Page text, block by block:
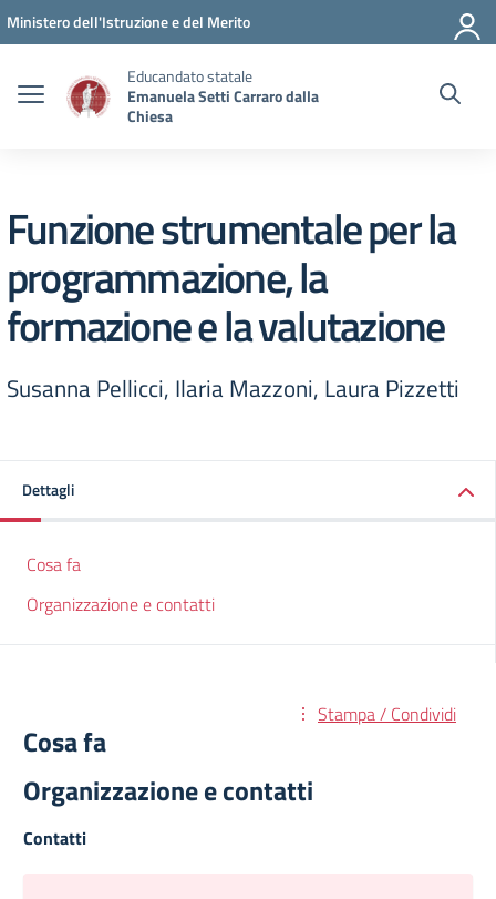
Vai ai contenuti
Vai al menu di navigazione
Vai al footer
Ministero dell'Istruzione e del Merito
Educandato statale
Emanuela Setti Carraro dalla
Chiesa
Funzione strumentale per la
programmazione, la
formazione e la valutazione
Susanna Pellicci, Ilaria Mazzoni, Laura Pizzetti
Dettagli
Cosa fa
Organizzazione e contatti
Stampa / Condividi
Cosa fa
Organizzazione e contatti
Contatti